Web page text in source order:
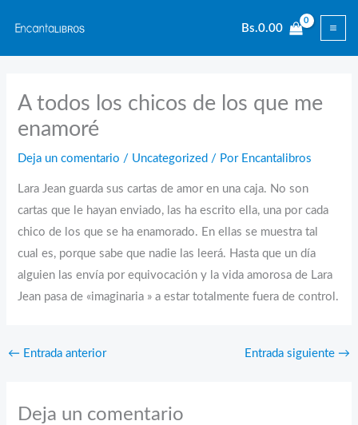
contenido
Bs.0.00
A todos los chicos de los que me
enamoré
Deja un comentario / Uncategorized / Por Encantalibros
Lara Jean guarda sus cartas de amor en una caja. No son
cartas que le hayan enviado, las ha escrito ella, una por cada
chico de los que se ha enamorado. En ellas se muestra tal
cual es, porque sabe que nadie las leerá. Hasta que un día
alguien las envía por equivocación y la vida amorosa de Lara
Jean pasa de «imaginaria » a estar totalmente fuera de control.
← Entrada anterior Entrada siguiente →
Deja un comentario